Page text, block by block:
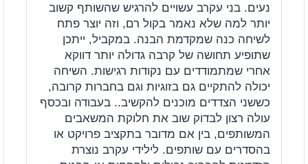
נעים. בני עקרב עשויים להרגיש שהשותף קשוב
יותר למה שלא נאמר בקול רם, וזה יוצר פתח
לשיחה כנה שמקדמת הבנה. במקביל, ייתכן
שתופיע תחושה של קרבה גדולה יותר דווקא
אחרי שמתמודדים עם נקודות רגישות. השיחה
יכולה להתקיים גם בזוגיות וגם בחברות קרובה,
כששני הצדדים מוכנים להקשיב.. בעבודה ובכסף
עולה רצון לבדוק שוב את חלוקת המשאבים
המשותפים, בין אם מדובר בתקציב פרויקט או
בהסדרים עם שותפים. לילידי עקרב נוצרת